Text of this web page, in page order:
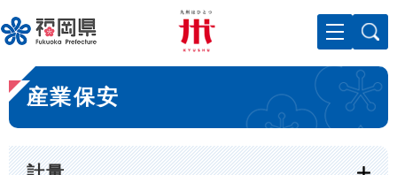
ー
ジ
先
頭
で
。
メニューを飛ばして本文へ
本
文
産業保安